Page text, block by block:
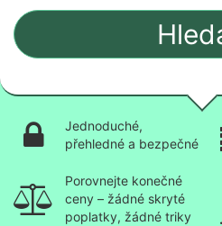
Jednoduché,
přehledné a bezpečné
Porovnejte konečné
ceny – žádné skryté
poplatky, žádné triky